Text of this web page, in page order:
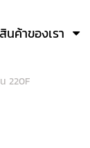
สินค้าของเรา
220F